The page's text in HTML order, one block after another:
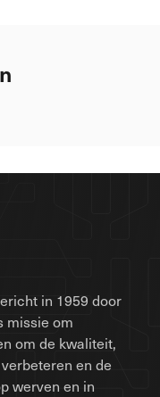
in 1959 door
missie om
om de kwaliteit,
en de
werven en in